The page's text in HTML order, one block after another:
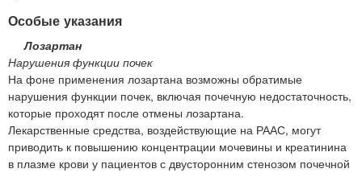
Особые указания
Лозартан
Нарушения функции почек
На фоне применения лозартана возможны обратимые
нарушения функции почек, включая почечную недостаточность,
которые проходят после отмены лозартана.
Лекарственные средства, воздействующие на РААС, могут
приводить к повышению концентрации мочевины и креатинина
в плазме крови у пациентов с двусторонним стенозом почечной